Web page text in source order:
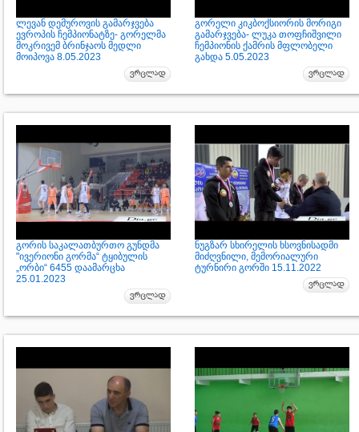
ლევან დემუროვის გამარჯვება
ევროპის ჩემპიონატზე- გორელმა
მოკრივემ ბრინჯაოს მედლი
მოიპოვა 8.05.2023
გორელი კიკბოქსიორის მორიგი
გამარჯვება- ლუკა თოფჩიშვილი
ჩემპიონის ქამრის მფლობელი
გახდა 5.05.2023
გორის საკალათბურთო გუნდმა
"ივერიონი გორმა“ ტყიბულის
„ორბი“ 6455 დაამარცხა
25.01.2023
ნუგზარ სხირელის ხსოვნისადმი
მიძღვნილი, მემორიალური
ტურნირი გორში 15.11.2022